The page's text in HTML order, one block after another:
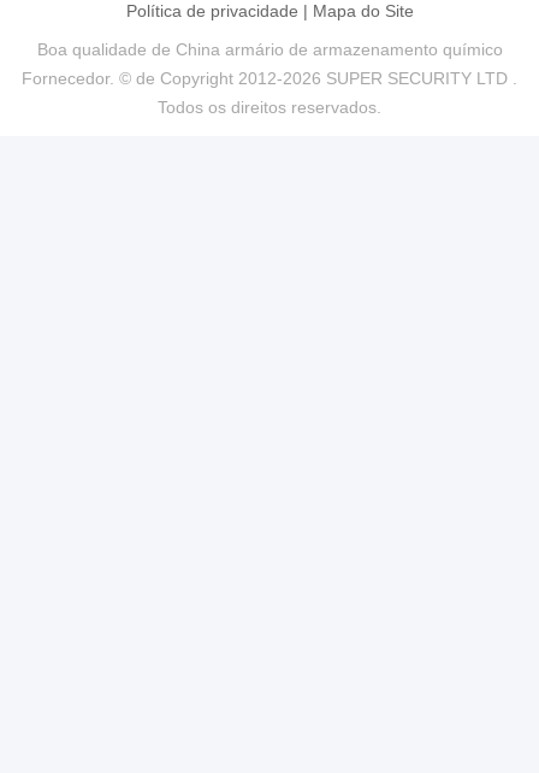
Política de privacidade | Mapa do Site
Boa qualidade de China armário de armazenamento químico
Fornecedor. © de Copyright 2012-2026 SUPER SECURITY LTD .
Todos os direitos reservados.